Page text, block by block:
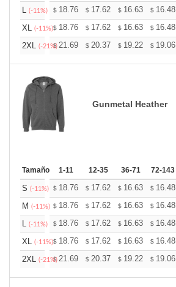
L (-11%) $ 18.76 $ 17.62 $ 16.63 $ 16.48
XL (-11%)$ 18.76 $ 17.62 $ 16.63 $ 16.48
2XL (-21%)
$21.69 $ 20.37 $ 19.22 $ 19.06
Gunmetal Heather
Tamaño 1-11 12-35 36-71 72-143
S (-11%) $ 18.76 $ 17.62 $ 16.63 $ 16.48
M (-11%) $ 18.76 $ 17.62 $ 16.63 $ 16.48
L (-11%) $ 18.76 $ 17.62 $ 16.63 $ 16.48
XL (-11%)$ 18.76 $ 17.62 $ 16.63 $ 16.48
2XL (-21%)
$21.69 $ 20.37 $ 19.22 $ 19.06